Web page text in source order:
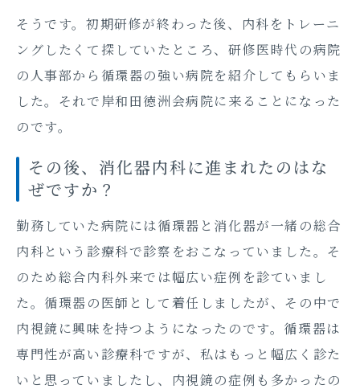
そうです。初期研修が終わった後、内科をトレーニ
ングしたくて探していたところ、研修医時代の病院
の人事部から循環器の強い病院を紹介してもらいま
した。それで岸和田徳洲会病院に来ることになった
のです。
その後、消化器内科に進まれたのはな
ぜですか？
勤務していた病院には循環器と消化器が一緒の総合
内科という診療科で診察をおこなっていました。そ
のため総合内科外来では幅広い症例を診ていまし
た。循環器の医師として着任しましたが、その中で
内視鏡に興味を持つようになったのです。循環器は
専門性が高い診療科ですが、私はもっと幅広く診た
いと思っていましたし、内視鏡の症例も多かったの